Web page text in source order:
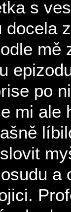
s
docela
mě
po
mi ale